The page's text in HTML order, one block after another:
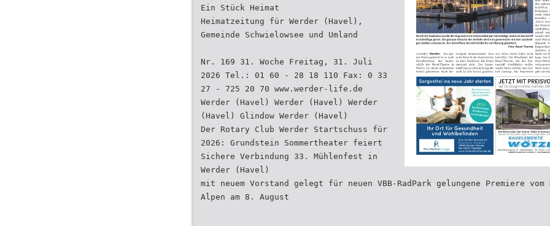
Ein Stück Heimat
Heimatzeitung für Werder (Havel),
Gemeinde Schwielowsee und Umland
Nr. 169 31. Woche Freitag, 31. Juli
2026 Tel.: 01 60 - 28 18 110 Fax: 0 33
27 - 725 20 70 www.werder-life.de
Werder (Havel) Werder (Havel) Werder
(Havel) Glindow Werder (Havel)
Der Rotary Club Werder Startschuss für
2026: Grundstein Sommertheater feiert
Sichere Verbindung 33. Mühlenfest in
Werder (Havel)
mit neuem Vorstand gelegt für neuen VBB-RadPark gelungene Premiere
Alpen am 8. August